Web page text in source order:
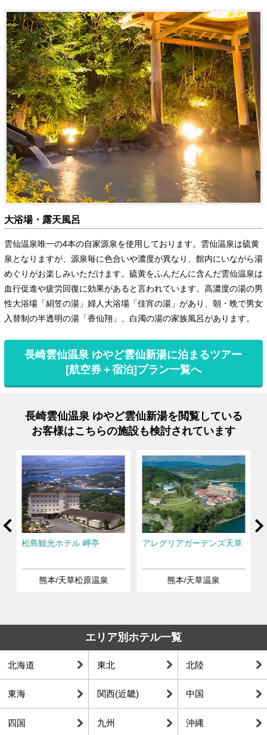
大浴場・露天風呂
雲仙温泉唯一の4本の自家源泉を使用しております。雲仙温泉は硫黄
泉となりますが、源泉毎に色合いや濃度が異なり、館内にいながら湯
めぐりがお楽しみいただけます。硫黄をふんだんに含んだ雲仙温泉は
血行促進や疲労回復に効果があると言われています。高濃度の湯の男
性大浴場「絹笠の湯」婦人大浴場「佳宵の湯」があり、朝・晩で男女
入替制の半透明の湯「香仙翔」、白濁の湯の家族風呂があります。
長崎雲仙温泉 ゆやど雲仙新湯に泊まるツアー
[航空券＋宿泊]プラン一覧へ
長崎雲仙温泉 ゆやど雲仙新湯を閲覧している
お客様はこちらの施設も検討されています
松島観光ホテル 岬亭
熊本/天草松原温泉
アレグリアガーデンズ天草
熊本/天草温泉
エリア別ホテル一覧
北海道 東北 北陸
東海 関西(近畿) 中国
四国 九州 沖縄